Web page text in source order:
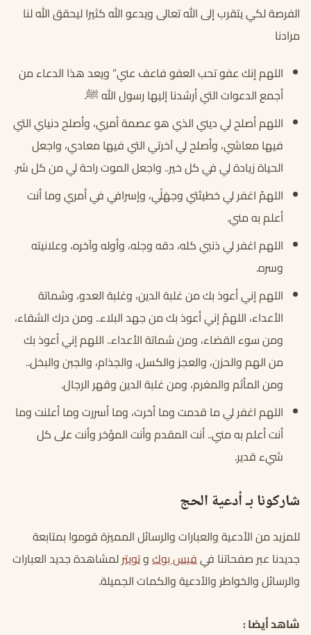
الفرصة لكي يتقرب إلى الله تعالى ويدعو الله كثيرا ليحقق الله لنا
مرادنا
اللهم إنك عفو تحب العفو فاعف عني” ويعد هذا الدعاء من
أجمع الدعوات التي أرشدنا إليها رسول الله ﷺ.
اللهم أصلح لي ديني الذي هو عصمة أمري، وأصلح دنياي التي
فيها معاشي، وأصلح لي آخرتي التي فيها معادي، واجعل
الحياة زيادة لي في كل خير.. واجعل الموت راحة لي من كل شر.
اللهمّ اغفر لي خطيئتي وجهَلْي، وإسرافي في أمري وما أنت
أعلم به مني.
اللهم اغفر لي ذنبي كله، دقه وجله، وأوله وآخره، وعلانيته
وسره.
اللهم إني أعوذ بك من غلبة الدين، وغلبة العدو، وشماتة
الأعداء، اللهمّ إني أعوذ بك من جهد البلاء.. ومن درك الشقاء،
ومن سوء القضاء، ومن شماتة الأعداء.. اللهم إني أعوذ بك
من الهم والحزن، والعجز والكسل، والجذام، والجبن والبخل..
ومن المأثم والمغرم، ومن غلبة الدين وقهر الرجال.
اللهم اغفر لي ما قدمت وما أخرت، وما أسررت وما أعلنت وما
أنت أعلم به مني.. أنت المقدم وأنت المؤخر وأنت على كل
شيء قدير.
شاركونا بـ أدعية الحج
للمزيد من الأدعية والعبارات والرسائل المميزة قوموا بمتابعة
جديدنا عبر صفحاتنا فيفيس بوكوتويترلمشاهدة جديد العبارات
والرسائل والخواطر والأدعية والكمات الجميلة.
شاهد أيضا :